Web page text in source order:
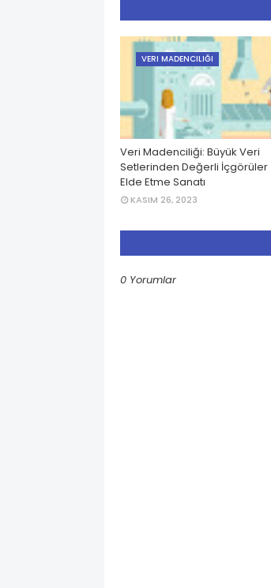
VERI MADENCILIĞI
Veri Madenciliği: Büyük Veri
Setlerinden Değerli İçgörüler
Elde Etme Sanatı
KASIM 26, 2023
0 Yorumlar